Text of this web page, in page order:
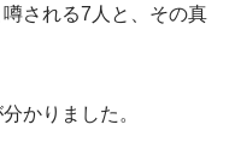
される7人と、その真
かりました。